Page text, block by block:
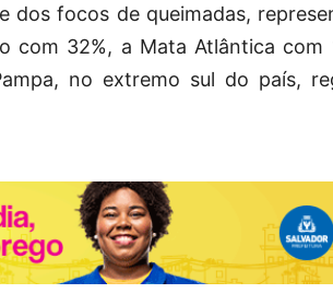
dos focos de queimadas,
com 32%, a Mata Atlântica com
no extremo sul do país,